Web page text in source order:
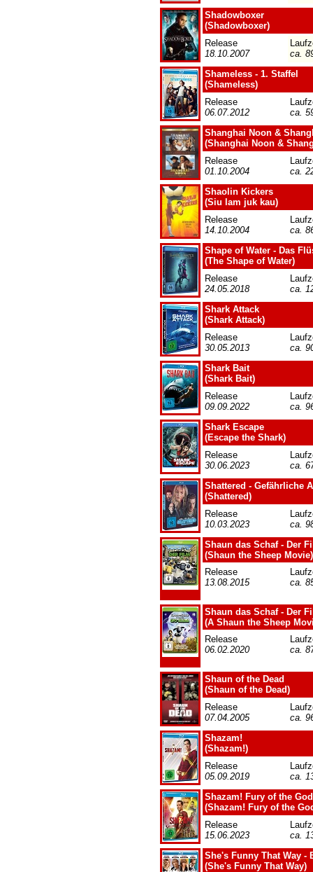
Shadowboxer
(Shadowboxer)
Release
18.10.2007
ca.
Shameless - 1. Staffel
(Shameless)
Release
06.07.2012
ca.
Shanghai Noon &
(Shanghai Noon &
Release
01.10.2004
ca.
Shaolin Kickers
(Siu lam juk kau)
Release
14.10.2004
ca.
Shape of Water - Das
(The Shape of Water)
Release
24.05.2018
ca.
Shark Attack
(Shark Attack)
Release
30.05.2013
ca.
Shark Bait
(Shark Bait)
Release
09.09.2022
ca.
Shark Escape
(Escape the Shark)
Release
30.06.2023
ca.
Shattered - Gefährliche
(Shattered)
Release
10.03.2023
ca.
Shaun das Schaf - Der
(Shaun the Sheep Movie)
Release
13.08.2015
ca.
Shaun das Schaf - Der
(A Shaun the Sheep
Release
06.02.2020
ca.
Shaun of the Dead
(Shaun of the Dead)
Release
07.04.2005
ca.
Shazam!
(Shazam!)
Release
05.09.2019
ca.
Shazam! Fury of the
(Shazam! Fury of the
Release
15.06.2023
ca.
She's Funny That Way -
(She's Funny That Way)